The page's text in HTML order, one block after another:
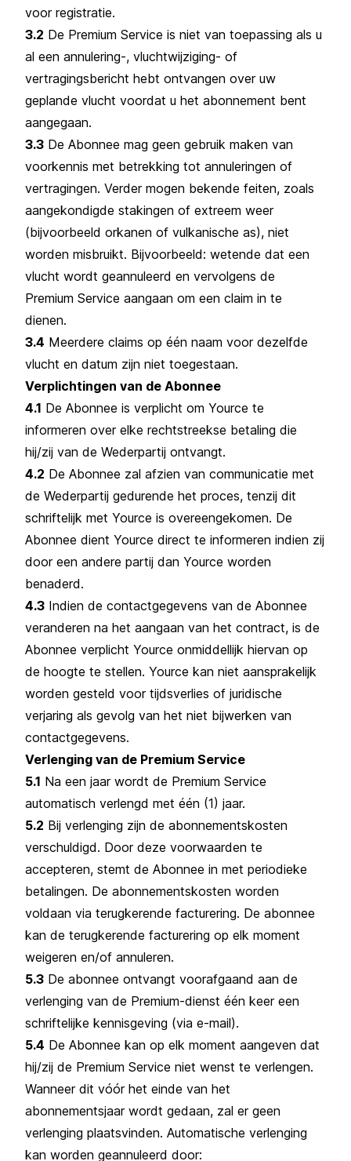
voor registratie.
3.2 De Premium Service is niet van toepassing als u
al een annulering-, vluchtwijziging- of
vertragingsbericht hebt ontvangen over uw
geplande vlucht voordat u het abonnement bent
aangegaan.
3.3 De Abonnee mag geen gebruik maken van
voorkennis met betrekking tot annuleringen of
vertragingen. Verder mogen bekende feiten, zoals
aangekondigde stakingen of extreem weer
(bijvoorbeeld orkanen of vulkanische as), niet
worden misbruikt. Bijvoorbeeld: wetende dat een
vlucht wordt geannuleerd en vervolgens de
Premium Service aangaan om een claim in te
dienen.
3.4 Meerdere claims op één naam voor dezelfde
vlucht en datum zijn niet toegestaan.
Verplichtingen van de Abonnee
4.1 De Abonnee is verplicht om Yource te
informeren over elke rechtstreekse betaling die
hij/zij van de Wederpartij ontvangt.
4.2 De Abonnee zal afzien van communicatie met
de Wederpartij gedurende het proces, tenzij dit
schriftelijk met Yource is overeengekomen. De
Abonnee dient Yource direct te informeren indien zij
door een andere partij dan Yource worden
benaderd.
4.3 Indien de contactgegevens van de Abonnee
veranderen na het aangaan van het contract, is de
Abonnee verplicht Yource onmiddellijk hiervan op
de hoogte te stellen. Yource kan niet aansprakelijk
worden gesteld voor tijdsverlies of juridische
verjaring als gevolg van het niet bijwerken van
contactgegevens.
Verlenging van de Premium Service
5.1 Na een jaar wordt de Premium Service
automatisch verlengd met één (1) jaar.
5.2 Bij verlenging zijn de abonnementskosten
verschuldigd. Door deze voorwaarden te
accepteren, stemt de Abonnee in met periodieke
betalingen. De abonnementskosten worden
voldaan via terugkerende facturering. De abonnee
kan de terugkerende facturering op elk moment
weigeren en/of annuleren.
5.3 De abonnee ontvangt voorafgaand aan de
verlenging van de Premium-dienst één keer een
schriftelijke kennisgeving (via e-mail).
5.4 De Abonnee kan op elk moment aangeven dat
hij/zij de Premium Service niet wenst te verlengen.
Wanneer dit vóór het einde van het
abonnementsjaar wordt gedaan, zal er geen
verlenging plaatsvinden. Automatische verlenging
kan worden geannuleerd door: